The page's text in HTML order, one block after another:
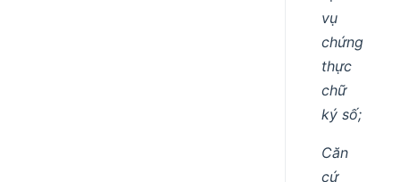
vụ
chứng
thực
chữ
ký số;
Căn
cứ